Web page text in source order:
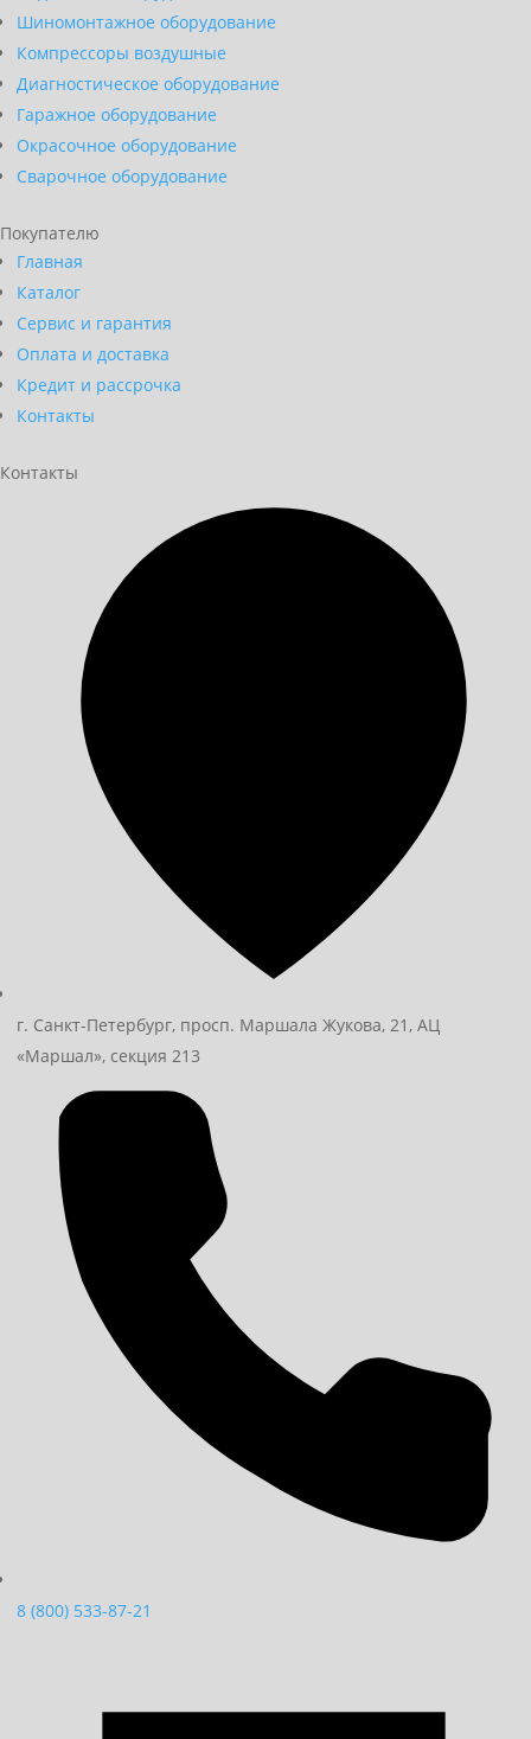
Шиномонтажное оборудование
Компрессоры воздушные
Диагностическое оборудование
Гаражное оборудование
Окрасочное оборудование
Сварочное оборудование
Покупателю
Главная
Каталог
Сервис и гарантия
Оплата и доставка
Кредит и рассрочка
Контакты
Контакты
г. Санкт-Петербург, просп. Маршала Жукова, 21, АЦ
«Маршал», секция 213
8 (800) 533-87-21